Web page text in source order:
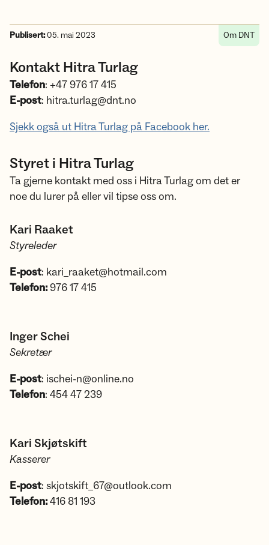
Publisert:05. mai 2023 Om DNT
Kontakt Hitra Turlag
Telefon: +47 976 17 415
E-post: hitra.turlag@dnt.no
Sjekk også ut Hitra Turlag på Facebook her.
Styret i Hitra Turlag
Ta gjerne kontakt med oss i Hitra Turlag om det er
noe du lurer på eller vil tipse oss om.
Kari Raaket
Styreleder
E-post: kari_raaket@hotmail.com
Telefon: 976 17 415
Inger Schei
Sekretær
E-post: ischei-n@online.no
Telefon: 454 47 239
Kari Skjøtskift
Kasserer
E-post: skjotskift_67@outlook.com
Telefon:416 81 193